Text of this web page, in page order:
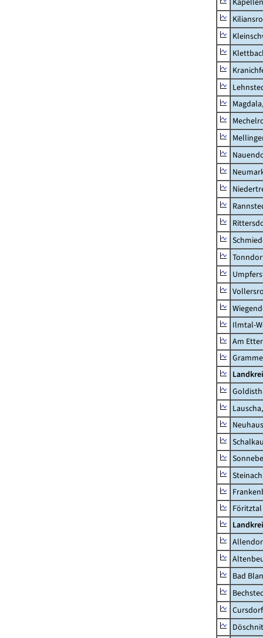
Ilmtal-
Am
Föritztal
Bad
Cursdorf